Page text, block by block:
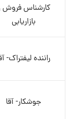
کارشناس فروش
بازاریابی
راننده لیفتراک-
جوشکار- آقا